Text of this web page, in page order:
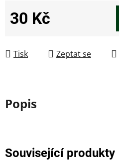
30 Kč
Tisk Zeptat se
Popis
Související produkty